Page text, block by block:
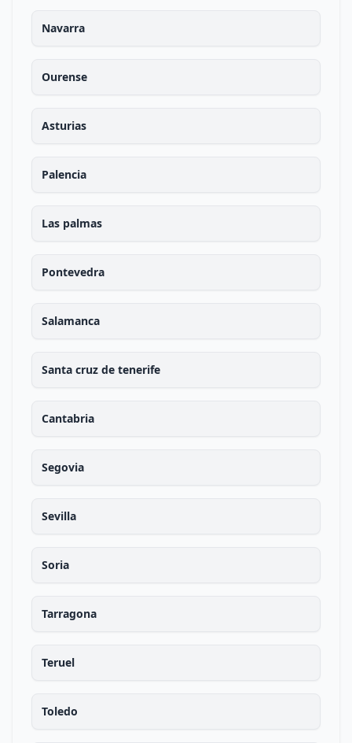
Navarra
Ourense
Asturias
Palencia
Las palmas
Pontevedra
Salamanca
Santa cruz de tenerife
Cantabria
Segovia
Sevilla
Soria
Tarragona
Teruel
Toledo